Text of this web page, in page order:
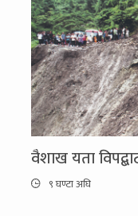
वैशाख यता
९ घण्टा अघि